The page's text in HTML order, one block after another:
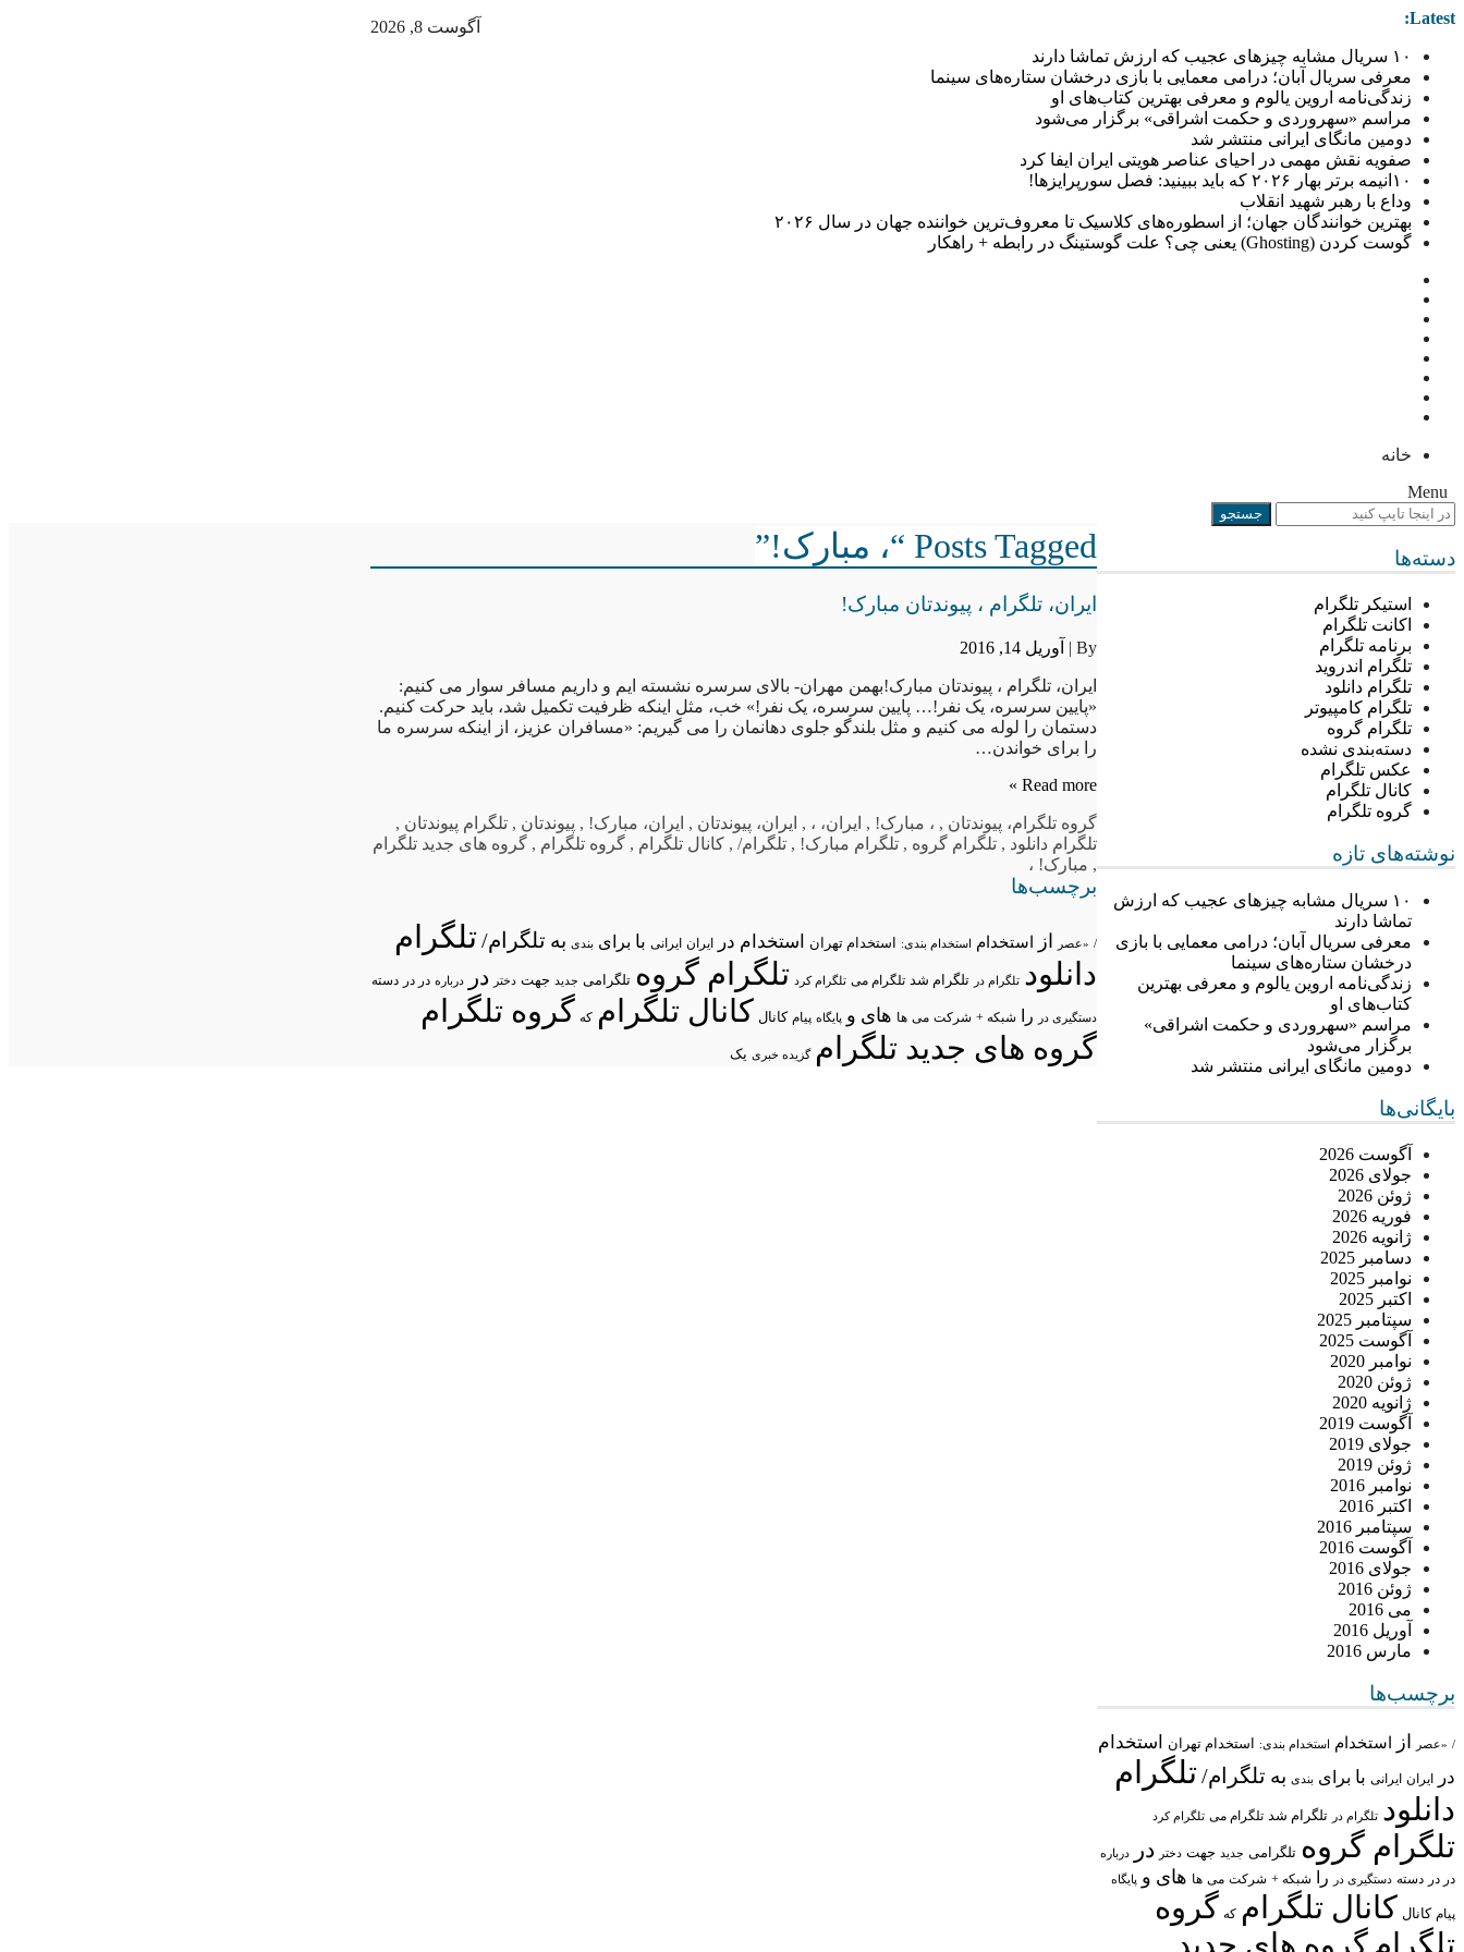
آگوست 8, 2026 Latest:
۱۰ سریال مشابه چیزهای عجیب که ارزش تماشا دارند
معرفی سریال آبان؛ درامی معمایی با بازی درخشان ستاره‌های سینما
زندگی‌نامه اروین یالوم و معرفی بهترین کتاب‌های او
مراسم «سهروردی و حکمت اشراقی» برگزار می‌شود
دومین مانگای ایرانی منتشر شد
صفویه نقش مهمی در احیای عناصر هویتی ایران ایفا کرد
۱۰انیمه برتر بهار ۲۰۲۶ که باید ببینید: فصل سورپرایزها!
وداع با رهبر شهید انقلاب
بهترین خوانندگان جهان؛ از اسطوره‌های کلاسیک تا معروف‌ترین خواننده جهان در سال ۲۰۲۶
گوست کردن (Ghosting) یعنی چی؟ علت گوستینگ در رابطه + راهکار
خانه
Menu
دسته‌ها
استیکر تلگرام
اکانت تلگرام
برنامه تلگرام
تلگرام اندروید
تلگرام دانلود
تلگرام کامپیوتر
تلگرام گروه
دسته‌بندی نشده
عکس تلگرام
کانال تلگرام
گروه تلگرام
نوشته‌های تازه
۱۰ سریال مشابه چیزهای عجیب که ارزش
تماشا دارند
معرفی سریال آبان؛ درامی معمایی با بازی
درخشان ستاره‌های سینما
زندگی‌نامه اروین یالوم و معرفی بهترین
کتاب‌های او
مراسم «سهروردی و حکمت اشراقی»
برگزار می‌شود
دومین مانگای ایرانی منتشر شد
بایگانی‌ها
آگوست 2026
جولای 2026
ژوئن 2026
فوریه 2026
ژانویه 2026
دسامبر 2025
نوامبر 2025
اکتبر 2025
سپتامبر 2025
آگوست 2025
نوامبر 2020
ژوئن 2020
ژانویه 2020
آگوست 2019
جولای 2019
ژوئن 2019
نوامبر 2016
اکتبر 2016
سپتامبر 2016
آگوست 2016
جولای 2016
ژوئن 2016
می 2016
آوریل 2016
مارس 2016
برچسب‌ها
/ «عصر از استخدام استخدام بندی: استخدام تهران
استخدام
در
ایران ایرانی با برای بندی به تلگرام/ تلگرام
دانلود تلگرام در تلگرام شد تلگرام می تلگرام کرد
تلگرام گروه تلگرامی جدید جهت دختر در درباره
در در دسته دستگیری در را شبکه + شرکت می ها های و پایگاه
پیام کانال کانال تلگرام که گروه
تلگرام گروه های جدید
Posts Tagged “، مبارک!”
ایران، تلگرام ، پیوندتان مبارک!
By | آوریل 14, 2016
ایران، تلگرام ، پیوندتان مبارک!بهمن مهران- بالای سرسره نشسته ایم و داریم مسافر سوار می کنیم:
«پایین سرسره، یک نفر!… پایین سرسره، یک نفر!» خب، مثل اینکه ظرفیت تکمیل شد، باید حرکت کنیم.
دستمان را لوله می کنیم و مثل بلندگو جلوی دهانمان را می گیریم: «مسافران عزیز، از اینکه سرسره ما
را برای خواندن…
Read more »
گروه تلگرام، پیوندتان , ، مبارک! , ایران، ، , ایران، پیوندتان , ایران، مبارک! , پیوندتان , تلگرام پیوندتان ,
تلگرام دانلود , تلگرام گروه , تلگرام مبارک! , تلگرام/, کانال تلگرام , گروه تلگرام , گروه های جدید تلگرام
, مبارک! ،
برچسب‌ها
/ «عصر از استخدام استخدام بندی: استخدام تهران استخدام در ایران ایرانی با برای بندی به تلگرام/ تلگرام
دانلود تلگرام در تلگرام شد تلگرام می تلگرام کرد تلگرام گروه تلگرامی جدید جهت دختر در درباره در در دسته
دستگیری در را شبکه + شرکت می ها های و پایگاه پیام کانال کانال تلگرام که گروه تلگرام
گروه های جدید تلگرام گزیده خبری یک